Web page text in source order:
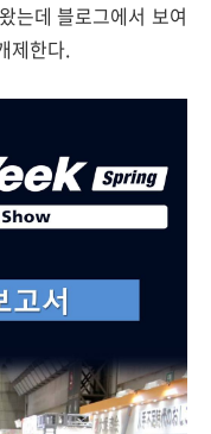
는데 블로그에서 보여
제한다.